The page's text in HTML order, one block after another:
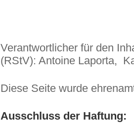
Verantwortlicher für den
(RStV): Antoine Laporta,
Diese Seite wurde
Ausschluss der Haftung: